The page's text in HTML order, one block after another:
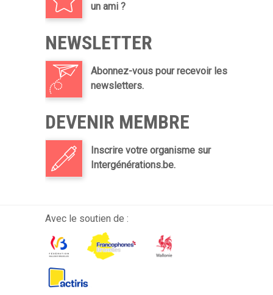
un ami ?
NEWSLETTER
Abonnez-vous pour recevoir les
newsletters.
DEVENIR MEMBRE
Inscrire votre organisme sur
Intergénérations.be.
Avec le soutien de :